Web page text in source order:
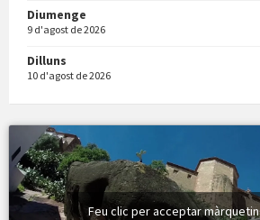
Vermuts a la Font. Hit parit
Diumenge
9 d'agost de 2026
Dilluns
10 d'agost de 2026
Feu clic per acceptar